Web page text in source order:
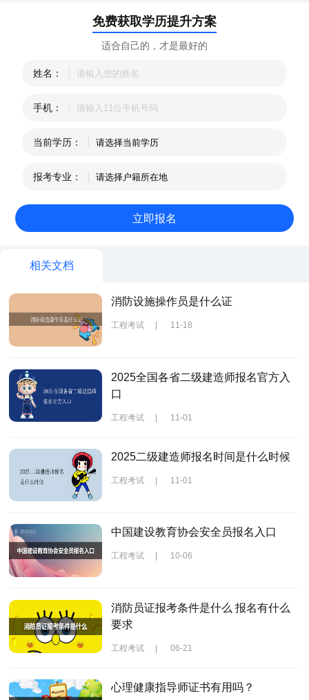
免费获取学历提升方案
适合自己的，才是最好的
姓名：
手机：
当前学历：
报考专业：
相关文档
消防设施操作员是什么证
工程考试 | 11-18
2025全国各省二级建造师报名官方入
口
工程考试 | 11-01
2025二级建造师报名时间是什么时候
工程考试 | 11-01
中国建设教育协会安全员报名入口
工程考试 10-06
消防员证报考条件是什么 报名有什么
要求
工程考试 06-21
心理健康指导师证书有用吗？